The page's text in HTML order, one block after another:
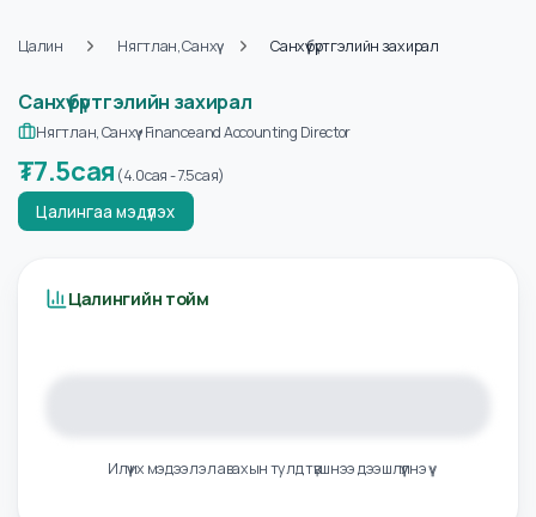
Санхүү бүртгэлийн захирал
Нягтлан, Санхүү•Finance and Accounting Director
₮ 7.5сая(4.0сая 7.5сая